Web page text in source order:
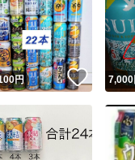
Yahoo!
安心取引
！
円 いいね
7,000